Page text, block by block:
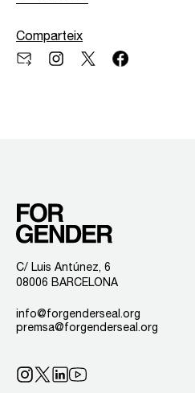
Comparteix
C/ Luis Antúnez, 6
08006 BARCELONA
info@forgenderseal.org
premsa@forgenderseal.org